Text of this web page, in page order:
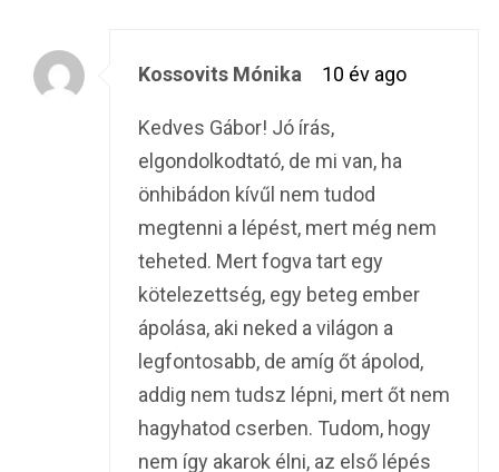
Kossovits Mónika 10 év ago
Kedves Gábor! Jó írás,
elgondolkodtató, de mi van, ha
önhibádon kívűl nem tudod
megtenni a lépést, mert még nem
teheted. Mert fogva tart egy
kötelezettség, egy beteg ember
ápolása, aki neked a világon a
legfontosabb, de amíg őt ápolod,
addig nem tudsz lépni, mert őt nem
hagyhatod cserben. Tudom, hogy
nem így akarok élni, az első lépés